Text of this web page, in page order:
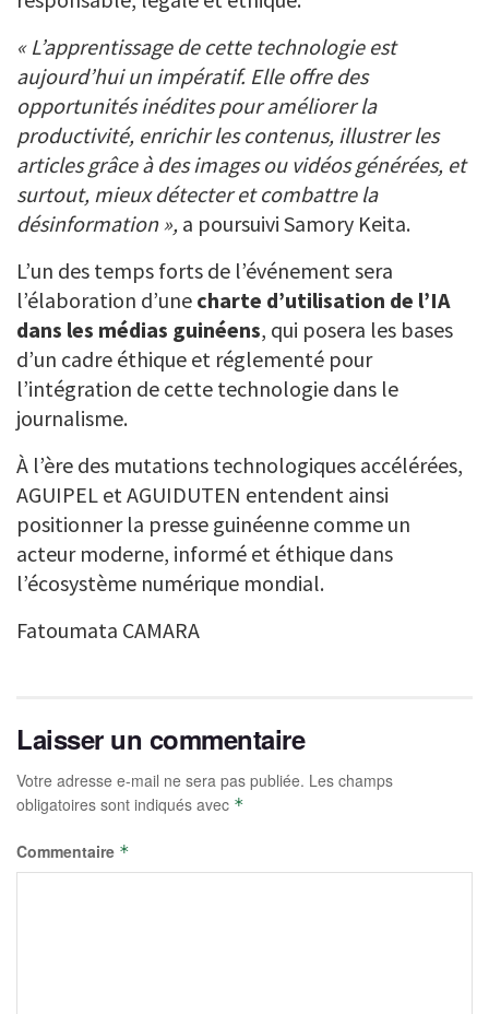
« L’apprentissage de cette technologie est
aujourd’hui un impératif. Elle offre des
opportunités inédites pour améliorer la
productivité, enrichir les contenus, illustrer les
articles grâce à des images ou vidéos générées, et
surtout, mieux détecter et combattre la
désinformation », a poursuivi Samory Keita.
L’un des temps forts de l’événement sera
l’élaboration d’une charte d’utilisation de l’IA
dans les médias guinéens, qui posera les bases
d’un cadre éthique et réglementé pour
l’intégration de cette technologie dans le
journalisme.
À l’ère des mutations technologiques accélérées,
AGUIPEL et AGUIDUTEN entendent ainsi
positionner la presse guinéenne comme un
acteur moderne, informé et éthique dans
l’écosystème numérique mondial.
Fatoumata CAMARA
Laisser un commentaire
Votre adresse e-mail ne sera pas publiée. Les champs
obligatoires sont indiqués avec *
Commentaire *